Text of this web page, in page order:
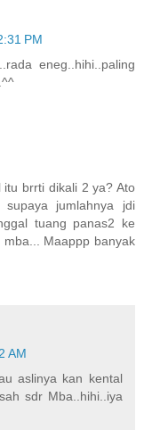
PM
eneg..hihi..paling
brrti dikali 2 ya? Ato
jumlahnya jdi
tuang panas2 ke
Maappp banyak
AM
aslinya kan kental
sdr Mba..hihi..iya